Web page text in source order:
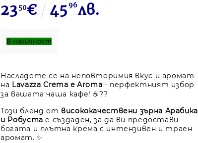
2350€ 45 96лв.
В наличност
Насладете се на неповторимия вкус и аромат
на Lavazza Crema e Aroma - перфектният избор
за вашата чаша кафе! ☕??
Този бленд от висококачествени зърна Арабика
и Робуста е създаден, за да ви предостави
богата и плътна крема с интензивен и траен
аромат. ✨